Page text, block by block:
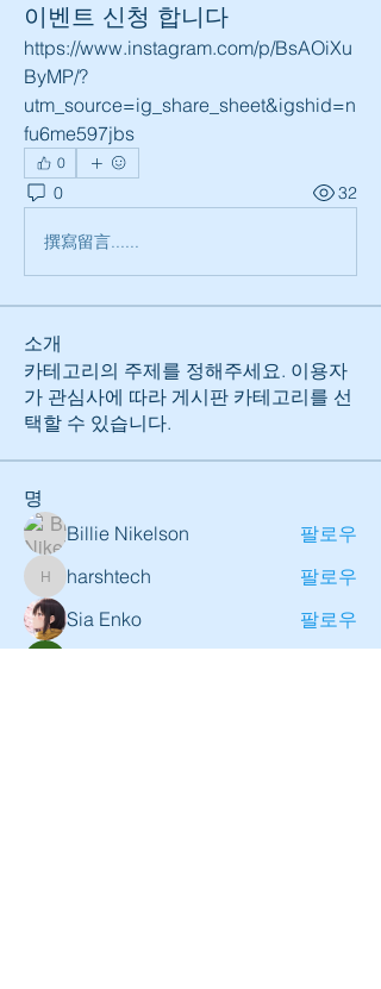
이벤트 신청 합니다
https://www.instagram.com/p/BsAOiXu
ByMP/?
utm_source=ig_share_sheet&igshid=n
fu6me597jbs
0
0 32
撰寫留言......
소개
카테고리의 주제를 정해주세요. 이용자
가 관심사에 따라 게시판 카테고리를 선
택할 수 있습니다.
명
Billie Nikelson 팔로우
harshtech
harshtech
팔로우
Sia Enko
팔로우